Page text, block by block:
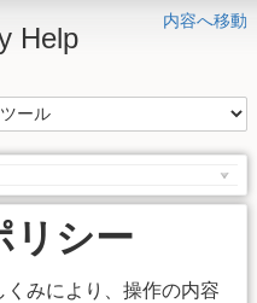
内容へ移動
Help
リシー
みにより、操作の内容